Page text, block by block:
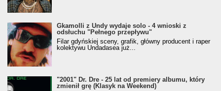
Gkamolli z Undy wydaje solo - 4 wnioski z
odsłuchu "Pełnego przepływu"
Filar gdyńskiej sceny, grafik, główny producent i raper
kolektywu Undadasea już...
"2001" Dr. Dre - 25 lat od premiery albumu, który
zmienił grę (Klasyk na Weekend)